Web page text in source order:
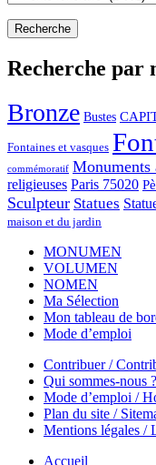
Recherche par
Bronze Bustes
Fontaines et vasques
commémoratif Monuments
religieuses Paris 75020
Sculpteur Statues
maison et du jardin
MONUMEN
VOLUMEN
NOMEN
Ma Sélection
Mon tableau de
Mode d’emploi
Contribuer /
Qui sommes-nous
Mode d’emploi /
Plan du site /
Mentions légales /
Accueil